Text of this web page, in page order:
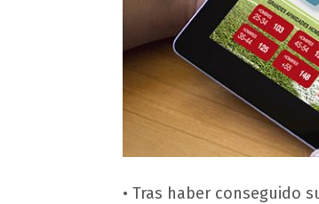
• Tras haber conseguido